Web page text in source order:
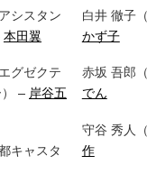
シスタン
本田翼
グゼクテ
– 岸谷五
キャスタ
白井 徹子
かず子
赤坂 吾郎
でん
守谷 秀人
作